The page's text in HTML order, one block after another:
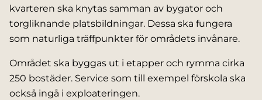
kvarteren ska knytas samman av bygator och
torgliknande platsbildningar. Dessa ska fungera
som naturliga träffpunkter för områdets invånare.
Området ska byggas ut i etapper och rymma cirka
250 bostäder. Service som till exempel förskola ska
också ingå i exploateringen.